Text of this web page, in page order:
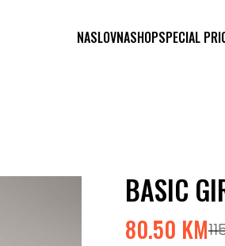
NASLOVNASHOPSPECIAL
BASIC
80.50 KM